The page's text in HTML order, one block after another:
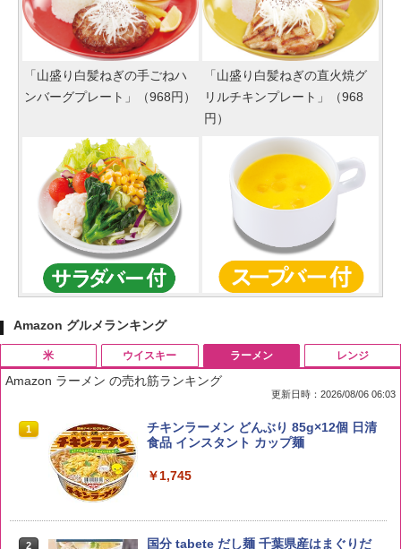
「山盛り白髪ねぎの手ごねハ
ンバーグプレート」（968円）
「山盛り白髪ねぎの直火焼グ
リルチキンプレート」（968
円）
Amazon グルメランキング
米
1 by Amazon 国産ブレンド米 精米 5kg
ウイスキー
1
ブラックニッカ ニッカ Nikka ウィスキ
ー4000ml ブラックニッカクリア ウヰス
お得 4リットル
ラーメン
Amazon ラーメン の売れ筋ランキング
更新日時：2026/08/06 06:03
1
チキンラーメン どんぶり 85g×12個 日清
食品 インスタント カップ麺
￥1,745
2 国分 tabete だし麺 千葉県産はまぐりだ
レンジ